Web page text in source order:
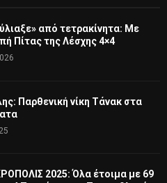
από τετρακίνητα: Με
Πίτας της Λέσχης 4×4
Παρθενική νίκη Τάνακ στα
2025: Όλα έτοιμα με 69